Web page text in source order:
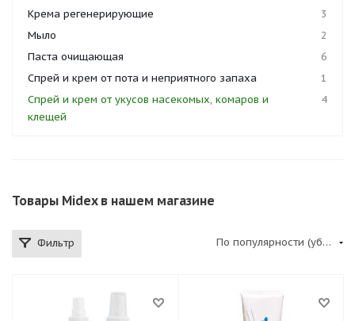
Крема регенерирующие
3
Мыло
2
Паста очищающая
6
Спрей и крем от пота и неприятного запаха
1
Спрей и крем от укусов насекомых, комаров и
клещей
4
Товары Midex в нашем магазине
Фильтр По популярности (убывание)